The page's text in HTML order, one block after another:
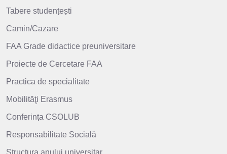
Tabere studențești
Camin/Cazare
FAA Grade didactice preuniversitare
Proiecte de Cercetare FAA
Practica de specialitate
Mobilităţi Erasmus
Conferința CSOLUB
Responsabilitate Socială
Structura anului universitar